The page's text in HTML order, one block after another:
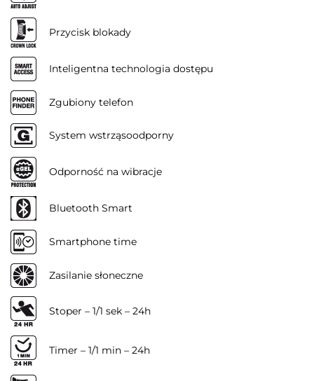
Przycisk blokady
Inteligentna technologia dostępu
Zgubiony telefon
System wstrząsoodporny
Odporność na wibracje
Bluetooth Smart
Smartphone time
Zasilanie słoneczne
Stoper – 1/1 sek – 24h
Timer – 1/1 min – 24h